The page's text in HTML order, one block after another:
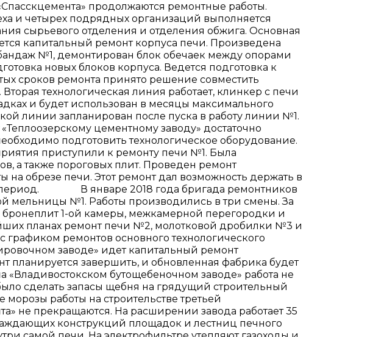
продолжаются ремонтные работы.
и четырех подрядных организаций выполняется
сырьевого отделения и отделения обжига. Основная
капитальный ремонт корпуса печи. Произведена
№1, демонтирован блок обечаек между опорами
новых блоков корпуса. Ведется подготовка к
сроков ремонта принято решение совместить
технологическая линия работает, клинкер с печи
и будет использован в месяцы максимального
линии запланирован после пуска в работу линии №1.
цементному заводу» достаточно
подготовить технологическое оборудование.
приступили к ремонту печи №1. Была
а также пороговых плит. Проведен ремонт
на обрезе печи. Этот ремонт дал возможность держать в
период. В январе 2018 года бригада ремонтников
мельницы №1. Работы производились в три смены. За
1-ой камеры, межкамерной перегородки и
планах ремонт печи №2, молотковой дробилки №3 и
графиком ремонтов основного технологического
заводе» идет капитальный ремонт
планируется завершить, и обновленная фабрика будет
«Владивостокском бутощебеночном заводе» работа не
сделать запасы щебня на грядущий строительный
работы на строительстве третьей
не прекращаются. На расширении завода работает 35
конструкций площадок и лестниц печного